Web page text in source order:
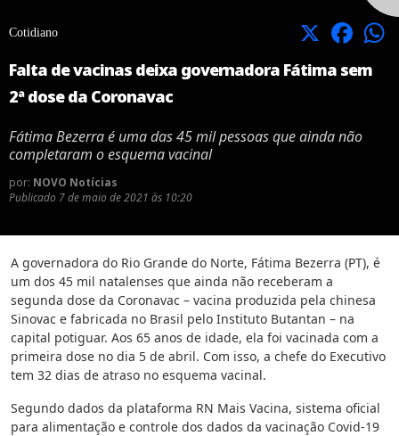
Cotidiano X Facebook
Falta de vacinas deixa governadora Fátima sem
2ª dose da Coronavac
Fátima Bezerra é uma das 45 mil pessoas que ainda não
completaram o esquema vacinal
por: NOVO Notícias
Publicado 7 de maio de 2021 às 10:20
A governadora do Rio Grande do Norte, Fátima Bezerra (PT), é
um dos 45 mil natalenses que ainda não receberam a
segunda dose da Coronavac – vacina produzida pela chinesa
Sinovac e fabricada no Brasil pelo Instituto Butantan – na
capital potiguar. Aos 65 anos de idade, ela foi vacinada com a
primeira dose no dia 5 de abril. Com isso, a chefe do Executivo
tem 32 dias de atraso no esquema vacinal.
Segundo dados da plataforma RN Mais Vacina, sistema oficial
para alimentação e controle dos dados da vacinação Covid-19